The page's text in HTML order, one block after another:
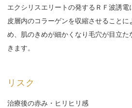
エクシリスエリートの発するＲＦ波誘
皮層内のコラーゲンを収縮させること
め、肌のきめが細かくなり毛穴が目立
きます。
リスク
治療後の赤み・ヒリヒリ感